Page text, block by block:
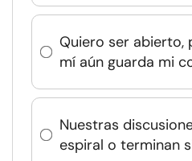
Quiero ser abierto,
mí aún guarda mi
Nuestras
espiral o terminan